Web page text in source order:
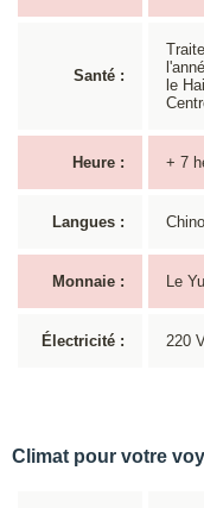
Santé :
le
Heure : + 7
Langues :
Monnaie : Le
Électricité : 220
Climat pour votre